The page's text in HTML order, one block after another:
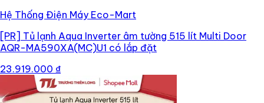
Hệ Thống Điện Máy Eco-Mart
[PR] Tủ lạnh Aqua Inverter âm tường 515 lít Multi Door
AQR-MA590XA(MC)U1 có lắp đặt
23.919.000 ₫